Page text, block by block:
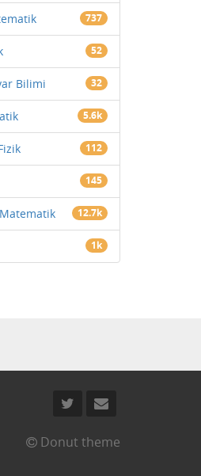
737
52
Bilimi 32
5.6k
112
145
12.7k
1k
Donut theme